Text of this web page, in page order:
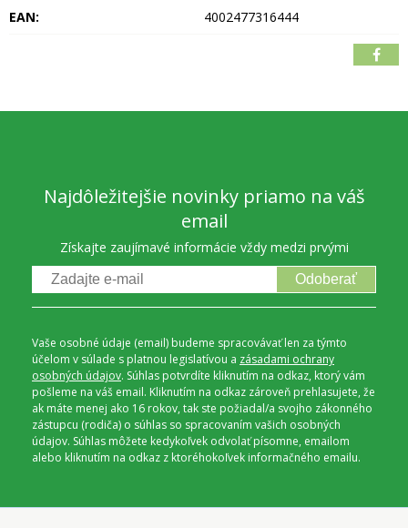
EAN:
4002477316444
Najdôležitejšie novinky priamo na váš
email
Získajte zaujímavé informácie vždy medzi prvými
Odoberať
Vaše osobné údaje (email) budeme spracovávať len za týmto
účelom v súlade s platnou legislatívou a zásadami ochrany
osobných údajov. Súhlas potvrdíte kliknutím na odkaz, ktorý vám
pošleme na váš email. Kliknutím na odkaz zároveň prehlasujete, že
ak máte menej ako 16 rokov, tak ste požiadal/a svojho zákonného
zástupcu (rodiča) o súhlas so spracovaním vašich osobných
údajov. Súhlas môžete kedykoľvek odvolať písomne, emailom
alebo kliknutím na odkaz z ktoréhokoľvek informačného emailu.